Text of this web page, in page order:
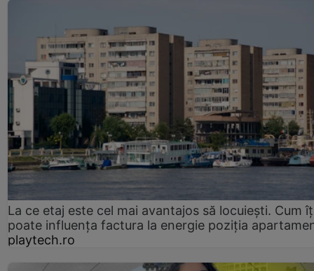
La ce etaj este cel mai avantajos să locuiești. Cum
poate influența factura la energie poziția
playtech.ro